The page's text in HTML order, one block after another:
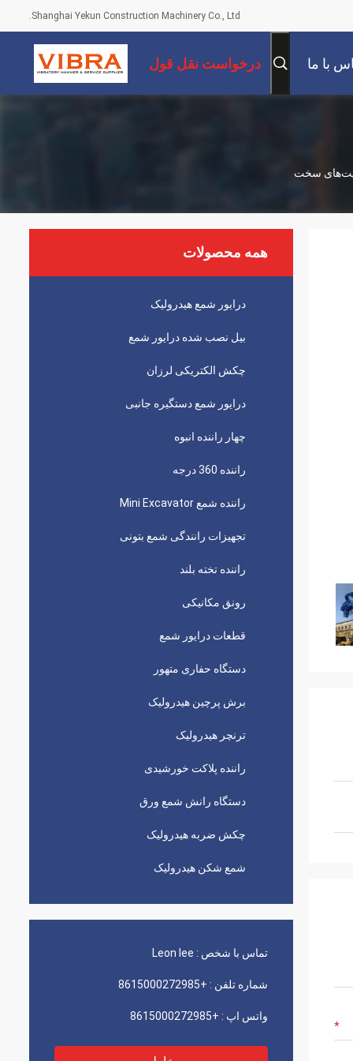
Shanghai Yekun Construction Machinery Co., Ltd.
با ما درخواست نقل قول
سخت
همه محصولات
درایور شمع هیدرولیک
بیل نصب شده درایور شمع
چکش الکتریکی لرزان
درایور شمع دستگیره جانبی
چهار راننده انبوه
راننده 360 درجه
راننده شمع Mini Excavator
تجهیزات رانندگی شمع بتونی
راننده تخته بلند
رونق مکانیکی
قطعات درایور شمع
دستگاه حفاری متهور
برش پرچین هیدرولیک
ترنچر هیدرولیک
راننده پلاکت خورشیدی
دستگاه رانش شمع ورق
چکش ضربه هیدرولیک
شمع شکن هیدرولیک
تماس با شخص : Leon lee
شماره تلفن : +8615000272985
واتس اپ : +8615000272985